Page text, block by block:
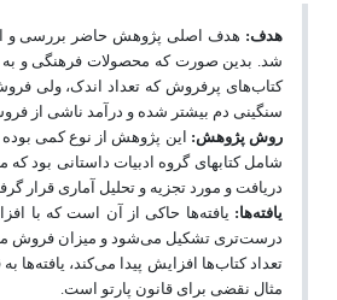
هدف: هدف اصلی پژوهش حاضر بررسی و
شد. بدین صورت که محصولات فرهنگی و به
کتاب‌های پرفروش که تعداد اندک، ولی
سنگینی دم بیشتر شده و درآمد ناشی از
روش پژوهش: این پژوهش از نوع کمی
شامل کتاب‏های گروه ادبیات داستانی بود
دریافت و مورد تجزیه و تحلیل آماری قرار
یافته‌ها: یافته‌ها حاکی از آن است که با
درست‌تری تشکیل می‌شود و میزان فروش
مثال نقضی برای قانون پارتو است.